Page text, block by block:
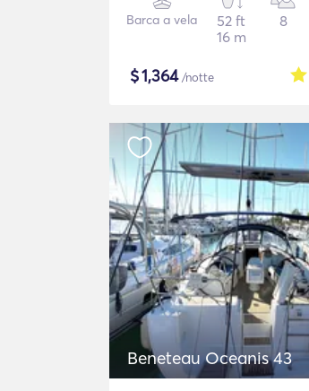
Barca a vela
52 ft
16 m
8
$1,364/notte
Beneteau Oceanis 43